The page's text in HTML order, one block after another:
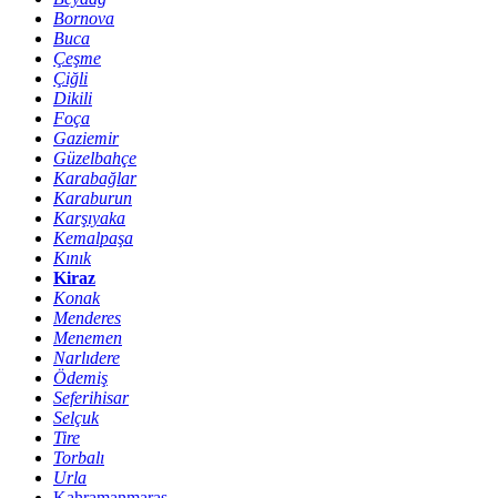
Bornova
Buca
Çeşme
Çiğli
Dikili
Foça
Gaziemir
Güzelbahçe
Karabağlar
Karaburun
Karşıyaka
Kemalpaşa
Kınık
Kiraz
Konak
Menderes
Menemen
Narlıdere
Ödemiş
Seferihisar
Selçuk
Tire
Torbalı
Urla